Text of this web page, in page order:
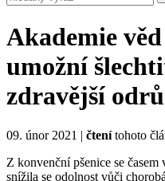
Akademie
umožní
zdravější
09. únor 2021 | čtenítohoto
Z konvenční pšenice se
snížila se odolnost vůči